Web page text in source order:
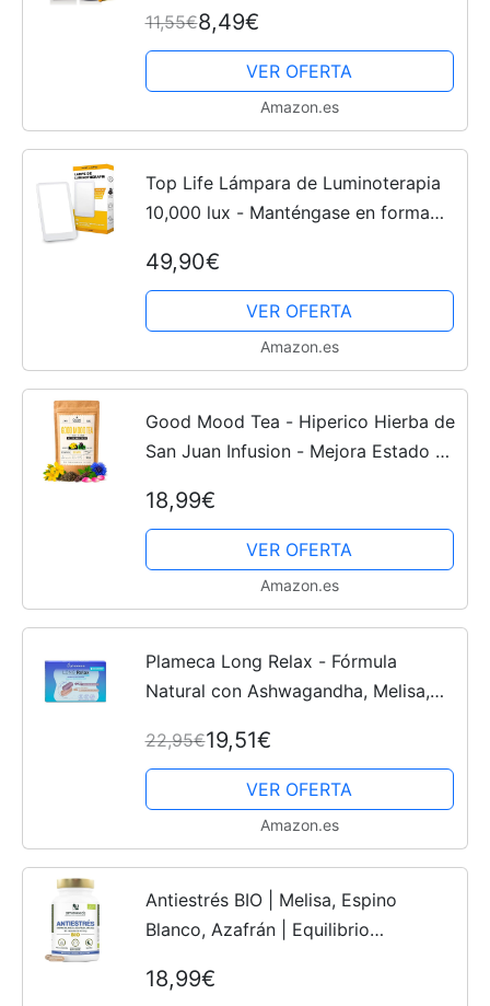
Mejora el Descanso - Combinable
con melatonina o...
11,55€8,49€
VER OFERTA
Amazon.es
Top Life Lámpara de Luminoterapia
10,000 lux - Manténgase en forma
Lámpara de luz diurna de espectro
completo - Mejora el estado...
49,90€
VER OFERTA
Amazon.es
Good Mood Tea - Hiperico Hierba de
San Juan Infusion - Mejora Estado de
Té Blanco, Tulsi, – Para estados leves
Ansiedad,...
18,99€
VER OFERTA
Amazon.es
Plameca Long Relax - Fórmula
Natural con Ashwagandha, Melisa,
B6 y B12 - Relax y Tranquilidad - 1
Solo Comprimido para...
22,95€19,51€
VER OFERTA
Amazon.es
Antiestrés BIO | Melisa, Espino
Blanco, Azafrán | Equilibrio
Tensión Nerviosa | 90 cápsulas de
18,99€